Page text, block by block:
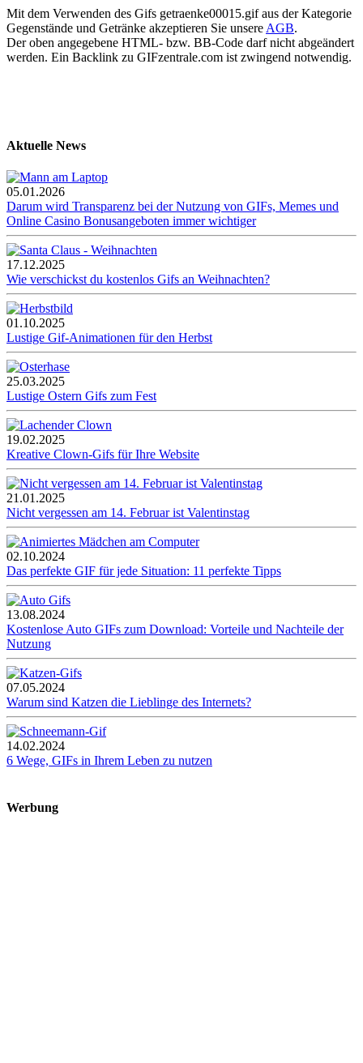
Mit dem Verwenden des Gifs getraenke00015.gif aus der Kategorie
Gegenstände und Getränke akzeptieren Sie unsere AGB.
Der oben angegebene HTML- bzw. BB-Code darf nicht abgeändert
werden. Ein Backlink zu GIFzentrale.com ist zwingend notwendig.
Aktuelle News
05.01.2026
Darum wird Transparenz bei der Nutzung von GIFs, Memes und
Online Casino Bonusangeboten immer wichtiger
17.12.2025
Wie verschickst du kostenlos Gifs an Weihnachten?
01.10.2025
Lustige Gif-Animationen für den Herbst
25.03.2025
Lustige Ostern Gifs zum Fest
19.02.2025
Kreative Clown-Gifs für Ihre Website
21.01.2025
Nicht vergessen am 14. Februar ist Valentinstag
02.10.2024
Das perfekte GIF für jede Situation: 11 perfekte Tipps
13.08.2024
Kostenlose Auto GIFs zum Download: Vorteile und Nachteile der
Nutzung
07.05.2024
Warum sind Katzen die Lieblinge des Internets?
14.02.2024
6 Wege, GIFs in Ihrem Leben zu nutzen
Werbung